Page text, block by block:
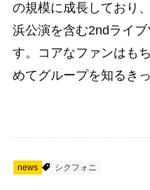
の規模に成長しており
浜公演を含む2ndライ
す。コアなファンはも
めてグループを知るき
news シクフォニ